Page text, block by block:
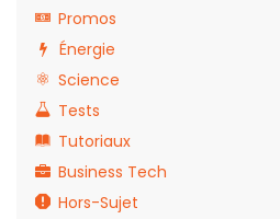
Promos
Énergie
Science
Tests
Tutoriaux
Business Tech
Hors-Sujet